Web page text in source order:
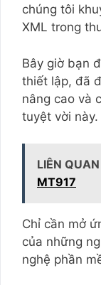
chúng tôi
XML trong
Bây giờ bạn
thiết lập, đã
nâng cao và
tuyệt vời này.
LIÊN QUAN
MT917
Chỉ cần mở
của những
nghệ phần